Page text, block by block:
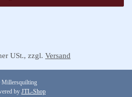
USt., zzgl. Versand
by JTL-Shop